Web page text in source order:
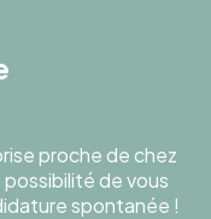
proche de chez
de vous
spontanée !